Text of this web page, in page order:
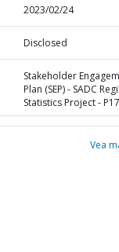
2023/02/24
Disclosed
Stakeholder
Plan (SEP) - SADC
Statistics Project -
Vea